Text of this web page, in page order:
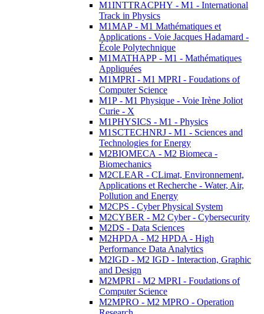
M1INTTRACPHY - M1 - International
Track in Physics
M1MAP - M1 Mathématiques et
Applications - Voie Jacques Hadamard -
École Polytechnique
M1MATHAPP - M1 - Mathématiques
Appliquées
M1MPRI - M1 MPRI - Foudations of
Computer Science
M1P - M1 Physique - Voie Irène Joliot
Curie - X
M1PHYSICS - M1 - Physics
M1SCTECHNRJ - M1 - Sciences and
Technologies for Energy
M2BIOMECA - M2 Biomeca -
Biomechanics
M2CLEAR - CLimat, Environnement,
Applications et Recherche - Water, Air,
Pollution and Energy
M2CPS - Cyber Physical System
M2CYBER - M2 Cyber - Cybersecurity
M2DS - Data Sciences
M2HPDA - M2 HPDA - High
Performance Data Analytics
M2IGD - M2 IGD - Interaction, Graphic
and Design
M2MPRI - M2 MPRI - Foudations of
Computer Science
M2MPRO - M2 MPRO - Operation